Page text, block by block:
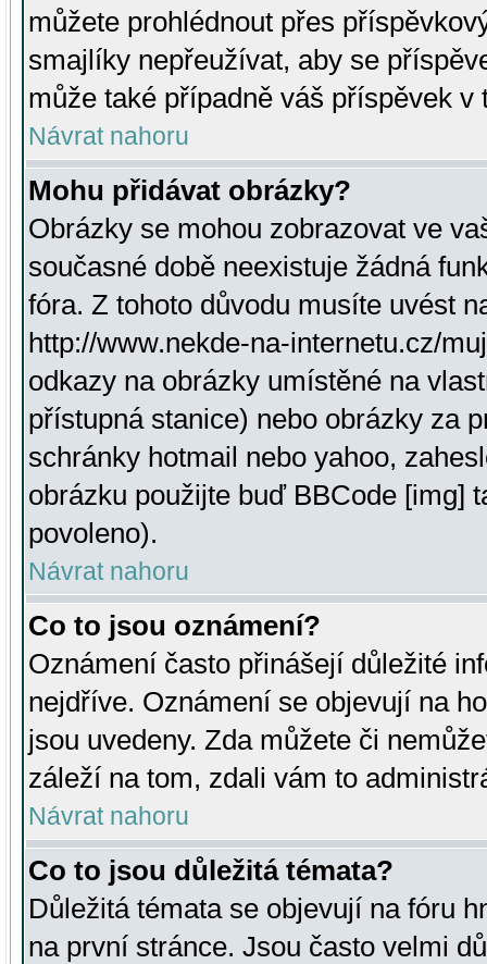
můžete prohlédnout přes
smajlíky nepřeužívat, aby se
může také případně váš příspěvek v
Návrat nahoru
Mohu přidávat obrázky?
Obrázky se mohou zobrazovat ve
současné době neexistuje žádná
fóra. Z tohoto důvodu musíte uvést
http://www.nekde-na-internetu.cz/
odkazy na obrázky umístěné na
přístupná stanice) nebo obrázky za
schránky hotmail nebo yahoo,
obrázku použijte buď BBCode [img]
povoleno).
Návrat nahoru
Co to jsou oznámení?
Oznámení často přinášejí důležité
nejdříve. Oznámení se objevují na
jsou uvedeny. Zda můžete či
záleží na tom, zdali vám to
Návrat nahoru
Co to jsou důležitá témata?
Důležitá témata se objevují na fóru
na první stránce. Jsou často velmi